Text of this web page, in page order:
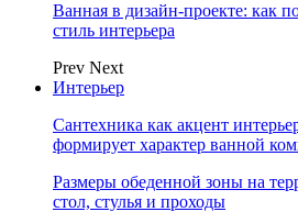
Ванная в дизайн-проекте: как
стиль интерьера
Prev Next
Интерьер
Сантехника как акцент
формирует характер ванной
Размеры обеденной зоны на
стол, стулья и проходы